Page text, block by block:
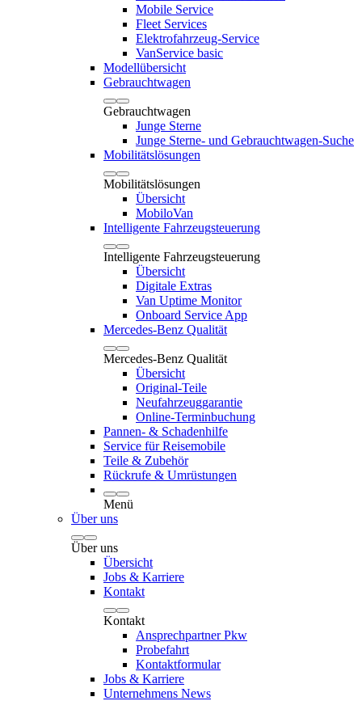
Mobile Service
Fleet Services
Elektrofahrzeug-Service
VanService basic
Modellübersicht
Gebrauchtwagen
Gebrauchtwagen
Junge Sterne
Junge Sterne- und Gebrauchtwagen-Suche
Mobilitätslösungen
Mobilitätslösungen
Übersicht
MobiloVan
Intelligente Fahrzeugsteuerung
Intelligente Fahrzeugsteuerung
Übersicht
Digitale Extras
Van Uptime Monitor
Onboard Service App
Mercedes-Benz Qualität
Mercedes-Benz Qualität
Übersicht
Original-Teile
Neufahrzeuggarantie
Online-Terminbuchung
Pannen- & Schadenhilfe
Service für Reisemobile
Teile & Zubehör
Rückrufe & Umrüstungen
Menü
Über uns
Über uns
Übersicht
Jobs & Karriere
Kontakt
Kontakt
Ansprechpartner Pkw
Probefahrt
Kontaktformular
Jobs & Karriere
Unternehmens News